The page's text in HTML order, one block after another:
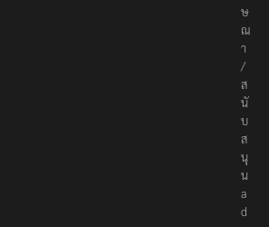
ษ
ณ
า
/
ส
นั
บ
ส
นุ
น
a
d